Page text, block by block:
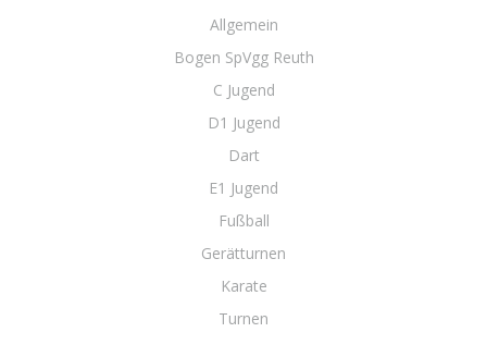
Allgemein
Bogen SpVgg Reuth
C Jugend
D1 Jugend
Dart
E1 Jugend
Fußball
Gerätturnen
Karate
Turnen